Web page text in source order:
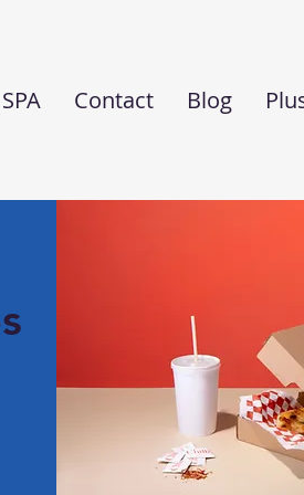
Contact Blog